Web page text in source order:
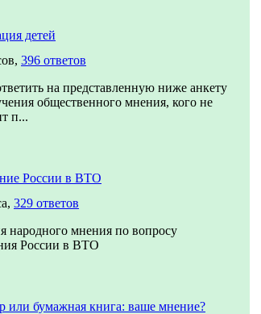
детей
396 ответов
на представленную ниже анкету
общественного мнения, кого не
п...
России в ВТО
329 ответов
народного мнения по вопросу
России в ВТО
или бумажная книга: ваше мнение?